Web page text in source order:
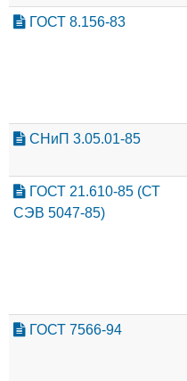
ГОСТ 8.156-83
СНиП 3.05.01-85
ГОСТ 21.610-85 (СТ
СЭВ 5047-85)
ГОСТ 7566-94